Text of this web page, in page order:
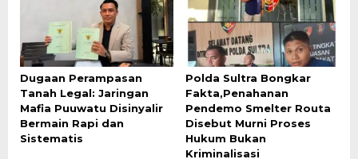
Dugaan Perampasan
Tanah Legal: Jaringan
Mafia Puuwatu Disinyalir
Bermain Rapi dan
Sistematis
Polda Sultra Bongkar
Fakta,Penahanan
Pendemo Smelter Routa
Disebut Murni Proses
Hukum Bukan
Kriminalisasi